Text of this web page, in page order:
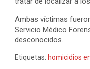
Ambas víctimas
Servicio Médico
desconocidos.
Etiquetas: homicidios